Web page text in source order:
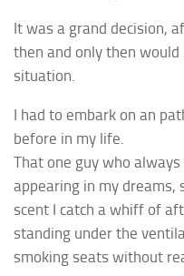
It was a grand decision,
then and only then
situation.
I had to embark on an
before in my life.
That one guy who
appearing in my
scent I catch a whiff of
standing under the
smoking seats without